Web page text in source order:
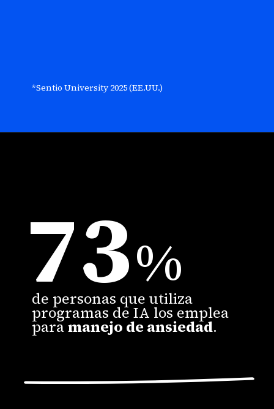
*Sentio University 2025 (EE.UU.)
73
de personas que utiliza
programas de IA los emplea
paramanejo de ansiedad.
%